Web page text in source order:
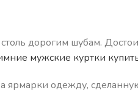
дорогим шубам.
мужские куртки
ярмарки одежду,